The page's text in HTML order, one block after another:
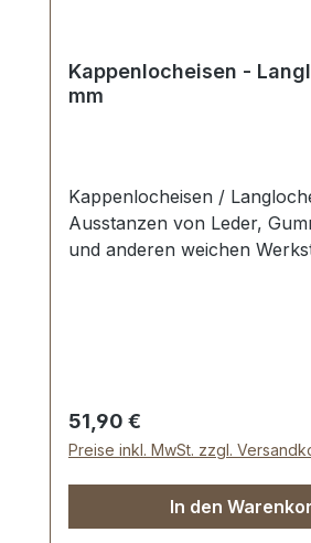
Kappenlocheisen - Langloch
mm
Kappenlocheisen /
Ausstanzen von Leder,
und anderen weichen
lackiert. Lieferumfang: 1 Stück
Kappenlocheisen Ø 8 x 2
mit Schonhammer und
wird dringend empfohlen.
Regulärer Preis:
51,90 €
Preise inkl. MwSt. zzgl.
In den